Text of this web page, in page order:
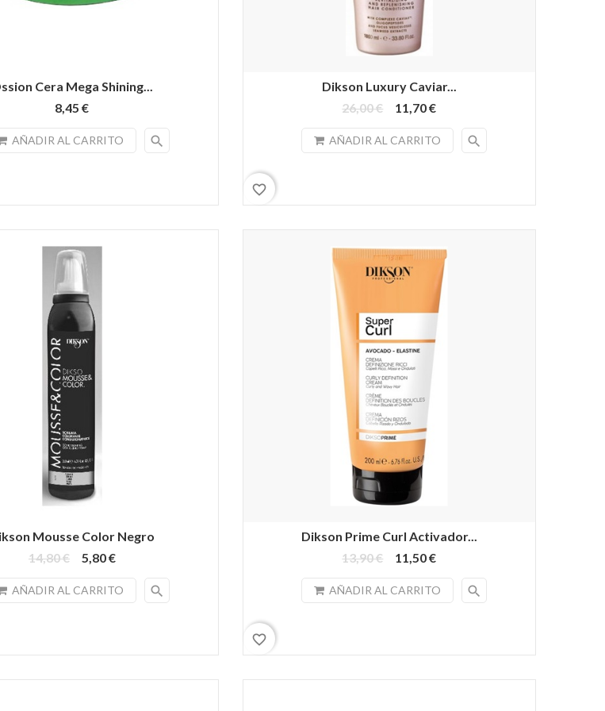
Cera Mega Shining...
8,45 €
AÑADIR AL CARRITO search
Dikson Luxury Caviar...
26,00 €
11,70 €
AÑADIR AL CARRITO search
favorite_border
Mousse Color Negro
14,80 €
5,80 €
AÑADIR AL CARRITO search
Dikson Prime Curl Activador...
13,90 €
11,50 €
AÑADIR AL CARRITO search
favorite_border